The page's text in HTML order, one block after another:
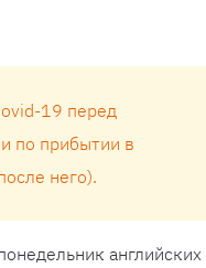
19 перед
по прибытии в
него).
английских